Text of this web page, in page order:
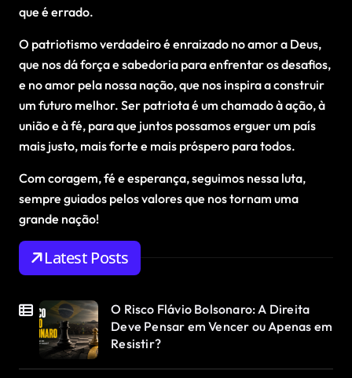
que é errado.
O patriotismo verdadeiro é enraizado no amor a Deus,
que nos dá força e sabedoria para enfrentar os desafios,
e no amor pela nossa nação, que nos inspira a construir
um futuro melhor. Ser patriota é um chamado à ação, à
união e à fé, para que juntos possamos erguer um país
mais justo, mais forte e mais próspero para todos.
Com coragem, fé e esperança, seguimos nessa luta,
sempre guiados pelos valores que nos tornam uma
grande nação!
Latest Posts
O Risco Flávio Bolsonaro: A Direita
Deve Pensar em Vencer ou Apenas em
Resistir?